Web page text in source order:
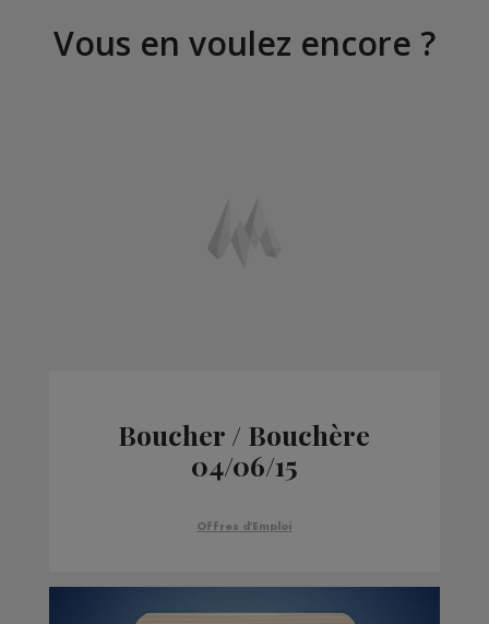
Vous en voulez encore ?
Boucher / Bouchère
04/06/15
Offres d'Emploi